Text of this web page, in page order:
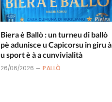
Biera è Ballò : un turneu di ballò
pè adunisce u Capicorsu in giru à
u sport è à a cunvivialità
26/06/2026 PALLÒ